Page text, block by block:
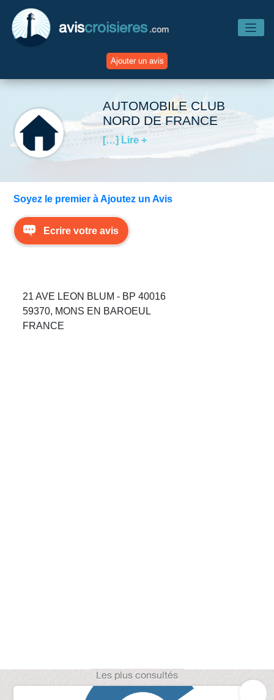
aviscroisieres .com
Ajouter un avis
Accueil
Avis Compagnies
Avis Escales
Blog
AUTOMOBILE CLUB
NORD DE FRANCE
[…] Lire +
Soyez le premier à Ajoutez un Avis
Ecrire votre avis
21 AVE LEON BLUM - BP 40016
59370, MONS EN BAROEUL
FRANCE
Les plus consultés